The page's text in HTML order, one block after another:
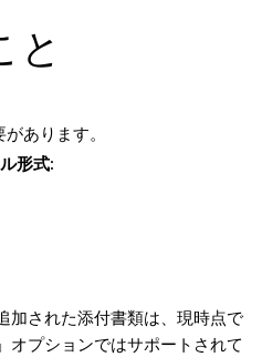
と
あります。
形式:
加された添付書類は、現時点で
オプションではサポートされて